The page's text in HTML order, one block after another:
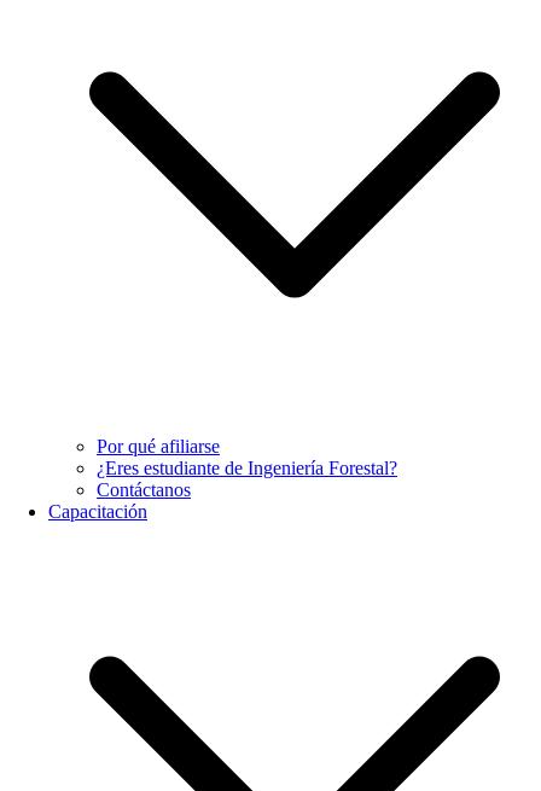
Por qué afiliarse
¿Eres estudiante de Ingeniería Forestal?
Contáctanos
Capacitación